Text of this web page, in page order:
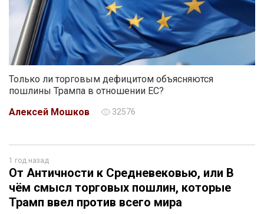
Только ли торговым дефицитом объясняются
пошлины Трампа в отношении ЕС?
Алексей Мошков
32576
1 год назад
От Античности к Средневековью, или В
чём смысл торговых пошлин, которые
Трамп ввел против всего мира